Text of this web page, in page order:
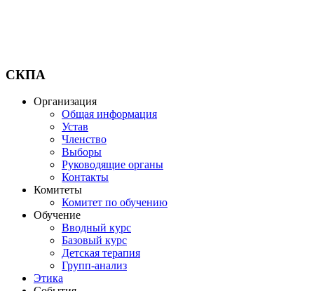
СКПА
Организация
Общая информация
Устав
Членство
Выборы
Руководящие органы
Контакты
Комитеты
Комитет по обучению
Обучение
Вводный курс
Базовый курс
Детская терапия
Групп-анализ
Этика